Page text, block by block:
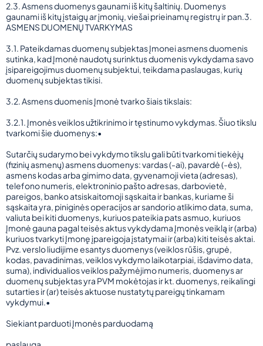
2.3. Asmens duomenys gaunami iš kitų šaltinių. Duomenys
gaunami iš kitų įstaigų ar įmonių, viešai prieinamų registrų ir pan.3.
ASMENS DUOMENŲ TVARKYMAS
3.1. Pateikdamas duomenų subjektas Įmonei asmens duomenis
sutinka, kad Įmonė naudotų surinktus duomenis vykdydama savo
įsipareigojimus duomenų subjektui, teikdama paslaugas, kurių
duomenų subjektas tikisi.
3.2. Asmens duomenis Įmonė tvarko šiais tikslais:
3.2.1. Įmonės veiklos užtikrinimo ir tęstinumo vykdymas. Šiuo tikslu
tvarkomi šie duomenys:•
Sutarčių sudarymo bei vykdymo tikslu gali būti tvarkomi tiekėjų
(fizinių asmenų) asmens duomenys: vardas (-ai), pavardė (-ės),
asmens kodas arba gimimo data, gyvenamoji vieta (adresas),
telefono numeris, elektroninio pašto adresas, darbovietė,
pareigos, banko atsiskaitomoji sąskaita ir bankas, kuriame ši
sąskaita yra, piniginės operacijos ar sandorio atlikimo data, suma,
valiuta bei kiti duomenys, kuriuos pateikia pats asmuo, kuriuos
Įmonė gauna pagal teisės aktus vykdydama Įmonės veiklą ir (arba)
kuriuos tvarkyti Įmonę įpareigoja įstatymai ir (arba) kiti teisės aktai.
Pvz. verslo liudijime esantys duomenys (veiklos rūšis, grupė,
kodas, pavadinimas, veiklos vykdymo laikotarpiai, išdavimo data,
suma), individualios veiklos pažymėjimo numeris, duomenys ar
duomenų subjektas yra PVM mokėtojas ir kt. duomenys, reikalingi
sutarties ir (ar) teisės aktuose nustatytų pareigų tinkamam
vykdymui.•
Siekiant parduoti Įmonės parduodamą